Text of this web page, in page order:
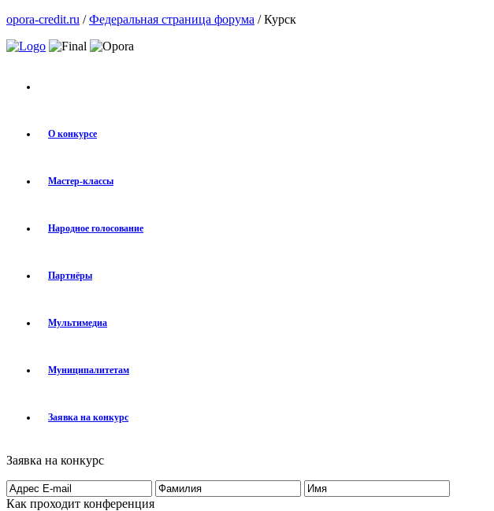
opora-credit.ru /Федеральная страница форума / Курск
О конкурсе
Мастер-классы
Народное голосование
Партнёры
Мультимедиа
Муниципалитетам
Заявка на конкурс
Заявка на конкурс
Как проходит конференция